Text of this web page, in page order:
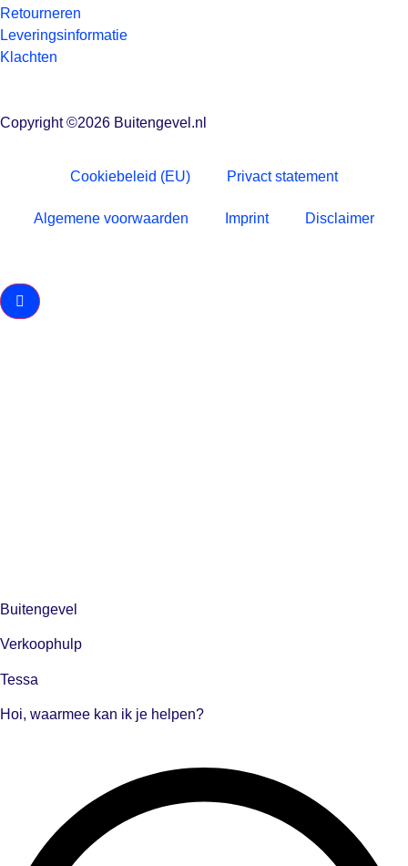
Retourneren
Leveringsinformatie
Klachten
Copyright ©2026 Buitengevel.nl
Cookiebeleid (EU) Privact statement
Algemene voorwaarden Imprint Disclaimer
Buitengevel
Verkoophulp
Tessa
Hoi, waarmee kan ik je helpen?